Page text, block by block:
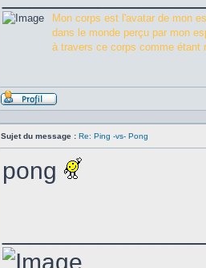
Mon corps est l'avatar de mon
dans le monde perçu par mon
à travers ce corps comme étant
Profil
Sujet du message : Re: Ping -vs- Pong
pong